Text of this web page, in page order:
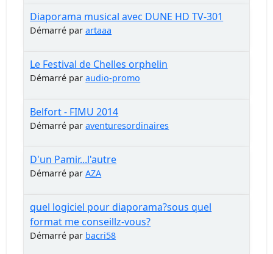
Diaporama musical avec DUNE HD TV-301
Démarré parartaaa
Le Festival de Chelles orphelin
Démarré paraudio-promo
Belfort - FIMU 2014
Démarré paraventuresordinaires
D'un Pamir...l'autre
Démarré parAZA
quel logiciel pour diaporama?sous quel
format me conseillz-vous?
Démarré par bacri58